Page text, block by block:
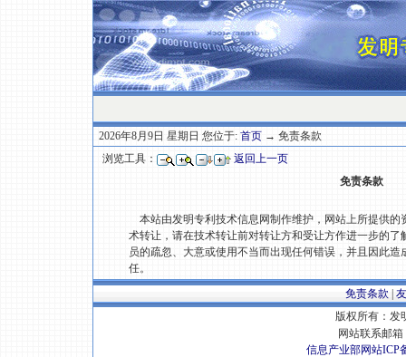
2026年8月9日 星期日 您位于: 首页 → 免责条款
浏览工具：
返回上一页
免责条款
本站由发明专利技术信息网制作维护，网站上所提供
术转让，请在技术转让前对转让方和受让方作进一步的
员的疏忽、大意或使用不当而出现任何错误，并且因此
任。
免责条款
版权所有：发
网站联系邮箱
信息产业部网站ICP